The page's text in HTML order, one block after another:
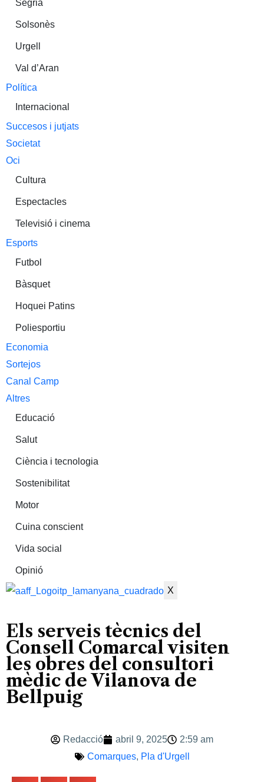
Segrià
Solsonès
Urgell
Val d’Aran
Política
Internacional
Succesos i jutjats
Societat
Oci
Cultura
Espectacles
Televisió i cinema
Esports
Futbol
Bàsquet
Hoquei Patins
Poliesportiu
Economia
Sortejos
Canal Camp
Altres
Educació
Salut
Ciència i tecnologia
Sostenibilitat
Motor
Cuina conscient
Vida social
Opinió
X
Els serveis tècnics del
Consell Comarcal visiten
les obres del consultori
mèdic de Vilanova de
Bellpuig
Redacció abril 9, 2025
2:59 am
Comarques, Pla d'Urgell